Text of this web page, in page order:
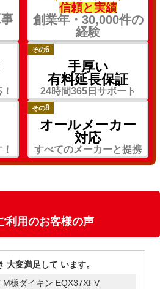
信頼と実績
創業年・30,000件の
経験
その6
手厚い
有料延長保証
24時間365日サポート
その8
オールメーカー
対応
すべてのメーカーと提携
利用のお客様の声
大変満足して います。
M様ダイキン EQX37XFV